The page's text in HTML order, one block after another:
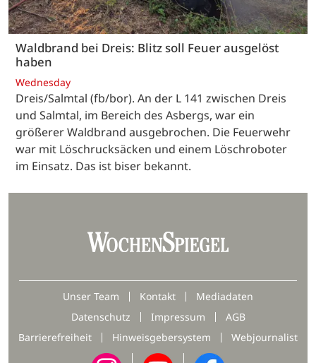
Waldbrand bei Dreis: Blitz soll Feuer ausgelöst
haben
Wednesday
Dreis/Salmtal (fb/bor). An der L 141 zwischen Dreis
und Salmtal, im Bereich des Asbergs, war ein
größerer Waldbrand ausgebrochen. Die Feuerwehr
war mit Löschrucksäcken und einem Löschroboter
im Einsatz. Das ist biser bekannt.
Unser Team Kontakt
Mediadaten
Datenschutz
Impressum
AGB
Barrierefreiheit
Hinweisgebersystem Webjournalist